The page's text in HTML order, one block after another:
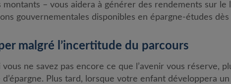
montants – vous aidera à générer des rendements sur le
gouvernementales disponibles en épargne-études dès
malgré l’incertitude du parcours
vous ne savez pas encore ce que l’avenir vous réserve,
d’épargne. Plus tard, lorsque votre enfant développera